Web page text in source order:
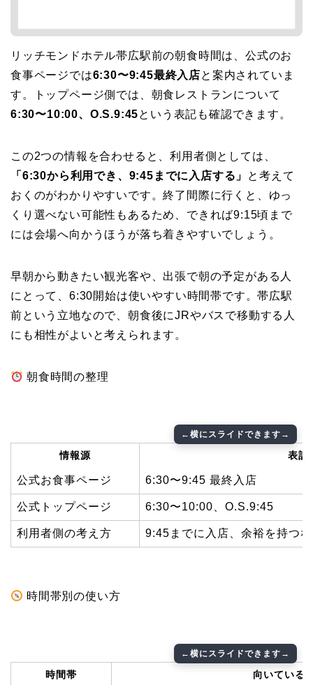
リッチモンドホテル帯広駅前の朝食時間は、公式のお
食事ページでは6:30〜9:45最終入店と案内されていま
す。トップページ側では、朝食レストランについて
6:30〜10:00、O.S.9:45という表記も確認できます。
この2つの情報を合わせると、利用者側としては、
「6:30から利用でき、9:45までに入店する」
と考えて
おくのがわかりやすいです。終了間際に行くと、ゆっ
くり選べない可能性もあるため、できれば9:15頃まで
には会場へ向かうほうが落ち着きやすいでしょう。
早朝から動きたい観光客や、出張で朝の予定がある人
にとって、6:30開始は使いやすい時間帯です。帯広駅
前という立地なので、朝食後にJRやバスで移動する人
にも相性がよいと考えられます。
朝食時間の整理
情報源 表記
公式お食事ページ 6:30〜9:45 最終入店
公式トップページ 6:30〜10:00、O.S.9:45
利用者側の考え方 9:45までに入店、余裕を持つ
時間帯別の使い方
時間帯 向いている